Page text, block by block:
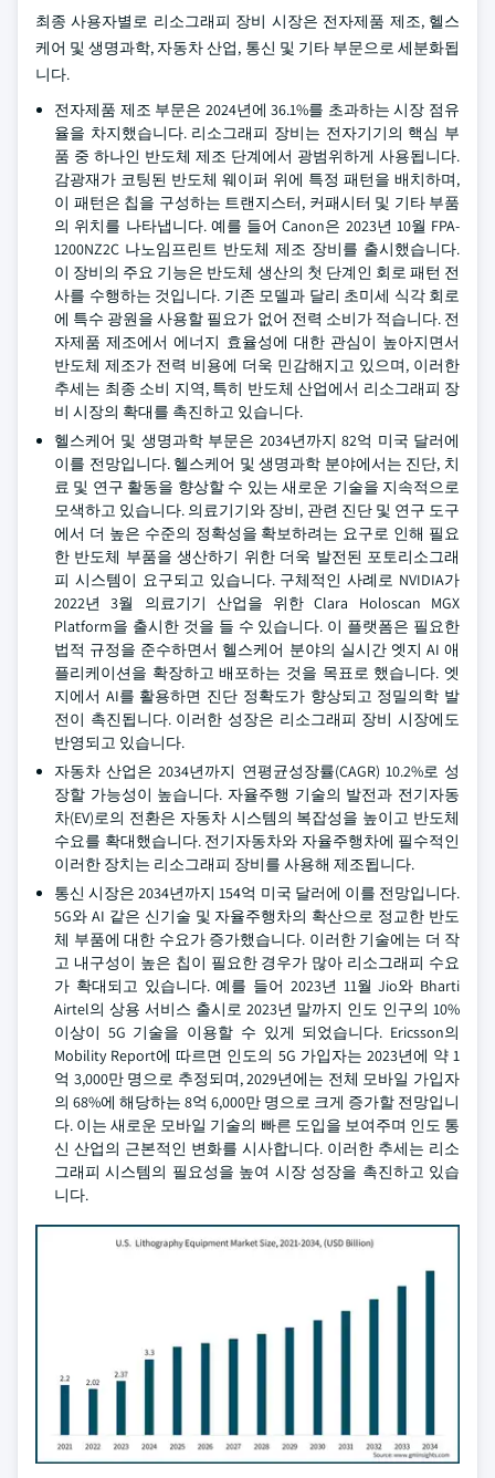
최종 사용자별로 리소그래피 장비 시장은 전자제품 제조, 헬스
케어 및 생명과학, 자동차 산업, 통신 및 기타 부문으로 세분화됩
니다.
전자제품 제조 부문은 2024년에 36.1%를 초과하는 시장 점유
율을 차지했습니다. 리소그래피 장비는 전자기기의 핵심 부
품 중 하나인 반도체 제조 단계에서 광범위하게 사용됩니다.
감광재가 코팅된 반도체 웨이퍼 위에 특정 패턴을 배치하며,
이 패턴은 칩을 구성하는 트랜지스터, 커패시터 및 기타 부품
의 위치를 나타냅니다. 예를 들어 Canon은 2023년 10월 FPA-
1200NZ2C 나노임프린트 반도체 제조 장비를 출시했습니다.
이 장비의 주요 기능은 반도체 생산의 첫 단계인 회로 패턴 전
사를 수행하는 것입니다. 기존 모델과 달리 초미세 식각 회로
에 특수 광원을 사용할 필요가 없어 전력 소비가 적습니다. 전
자제품 제조에서 에너지 효율성에 대한 관심이 높아지면서
반도체 제조가 전력 비용에 더욱 민감해지고 있으며, 이러한
추세는 최종 소비 지역, 특히 반도체 산업에서 리소그래피 장
비 시장의 확대를 촉진하고 있습니다.
헬스케어 및 생명과학 부문은 2034년까지 82억 미국 달러에
이를 전망입니다. 헬스케어 및 생명과학 분야에서는 진단, 치
료 및 연구 활동을 향상할 수 있는 새로운 기술을 지속적으로
모색하고 있습니다. 의료기기와 장비, 관련 진단 및 연구 도구
에서 더 높은 수준의 정확성을 확보하려는 요구로 인해 필요
한 반도체 부품을 생산하기 위한 더욱 발전된 포토리소그래
피 시스템이 요구되고 있습니다. 구체적인 사례로 NVIDIA가
2022년 3월 의료기기 산업을 위한 Clara Holoscan MGX
Platform을 출시한 것을 들 수 있습니다. 이 플랫폼은 필요한
법적 규정을 준수하면서 헬스케어 분야의 실시간 엣지 AI 애
플리케이션을 확장하고 배포하는 것을 목표로 했습니다. 엣
지에서 AI를 활용하면 진단 정확도가 향상되고 정밀의학 발
전이 촉진됩니다. 이러한 성장은 리소그래피 장비 시장에도
반영되고 있습니다.
자동차 산업은 2034년까지 연평균성장률(CAGR) 10.2%로 성
장할 가능성이 높습니다. 자율주행 기술의 발전과 전기자동
차(EV)로의 전환은 자동차 시스템의 복잡성을 높이고 반도체
수요를 확대했습니다. 전기자동차와 자율주행차에 필수적인
이러한 장치는 리소그래피 장비를 사용해 제조됩니다.
통신 시장은 2034년까지 154억 미국 달러에 이를 전망입니다.
5G와 AI 같은 신기술 및 자율주행차의 확산으로 정교한 반도
체 부품에 대한 수요가 증가했습니다. 이러한 기술에는 더 작
고 내구성이 높은 칩이 필요한 경우가 많아 리소그래피 수요
가 확대되고 있습니다. 예를 들어 2023년 11월 Jio와 Bharti
Airtel의 상용 서비스 출시로 2023년 말까지 인도 인구의 10%
이상이 5G 기술을 이용할 수 있게 되었습니다. Ericsson의
Mobility Report에 따르면 인도의 5G 가입자는 2023년에 약 1
억 3,000만 명으로 추정되며, 2029년에는 전체 모바일 가입자
의 68%에 해당하는 8억 6,000만 명으로 크게 증가할 전망입니
다. 이는 새로운 모바일 기술의 빠른 도입을 보여주며 인도 통
신 산업의 근본적인 변화를 시사합니다. 이러한 추세는 리소
그래피 시스템의 필요성을 높여 시장 성장을 촉진하고 있습
니다.